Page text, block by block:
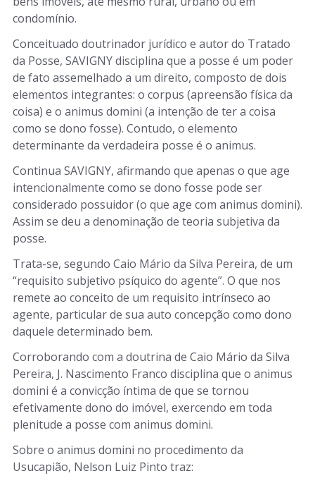
condomínio.
Conceituado doutrinador jurídico e autor do Tratado
da Posse, SAVIGNY disciplina que a posse é um poder
de fato assemelhado a um direito, composto de dois
elementos integrantes: o corpus (apreensão física da
coisa) e o animus domini (a intenção de ter a coisa
como se dono fosse). Contudo, o elemento
determinante da verdadeira posse é o animus.
Continua SAVIGNY, afirmando que apenas o que age
intencionalmente como se dono fosse pode ser
considerado possuidor (o que age com animus domini).
Assim se deu a denominação de teoria subjetiva da
posse.
Trata-se, segundo Caio Mário da Silva Pereira, de um
“requisito subjetivo psíquico do agente”. O que nos
remete ao conceito de um requisito intrínseco ao
agente, particular de sua auto concepção como dono
daquele determinado bem.
Corroborando com a doutrina de Caio Mário da Silva
Pereira, J. Nascimento Franco disciplina que o animus
domini é a convicção íntima de que se tornou
efetivamente dono do imóvel, exercendo em toda
plenitude a posse com animus domini.
Sobre o animus domini no procedimento da
Usucapião, Nelson Luiz Pinto traz: